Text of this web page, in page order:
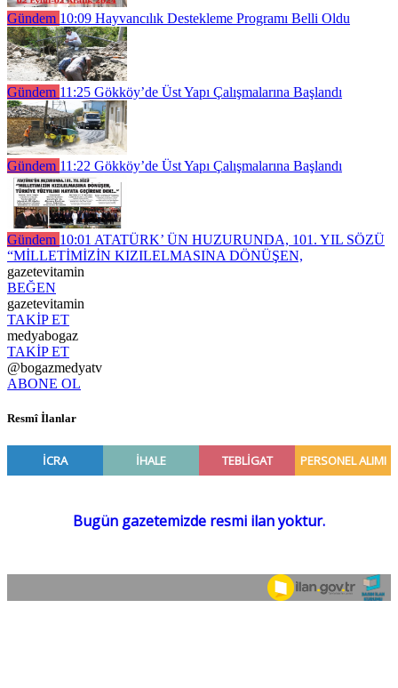
Gündem 10:09 Hayvancılık Destekleme Programı Belli Oldu
Gündem 11:25 Gökköy’de Üst Yapı Çalışmalarına Başlandı
Gündem 11:22 Gökköy’de Üst Yapı Çalışmalarına Başlandı
Gündem 10:01 ATATÜRK’ ÜN HUZURUNDA, 101. YIL SÖZÜ
“MİLLETİMİZİN KIZILELMASINA DÖNÜŞEN,
gazetevitamin
BEĞEN
gazetevitamin
TAKİP ET
medyabogaz
TAKİP ET
@bogazmedyatv
ABONE OL
Resmî İlanlar